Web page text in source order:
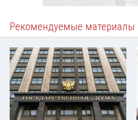
Рекомендуемые материалы